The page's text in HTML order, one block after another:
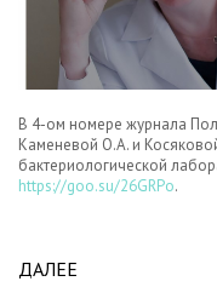
В 4-ом номере журнала
Каменевой О.А. и
бактериологической
https://goo.su/26GRPo.
ДАЛЕЕ